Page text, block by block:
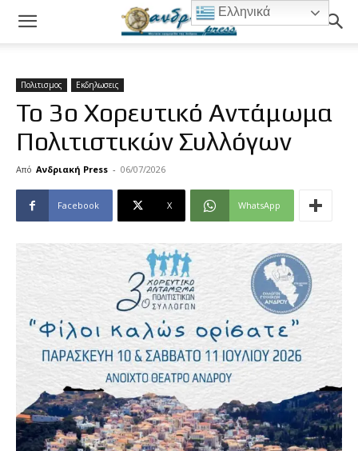
Πολιτισμος Εκδηλωσεις
Το 3ο Χορευτικό Αντάμωμα
Πολιτιστικών Συλλόγων
Από Ανδριακή Press - 06/07/2026
Facebook X WhatsApp
Ελληνικά